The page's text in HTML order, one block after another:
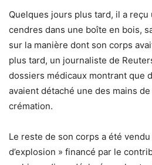
Quelques jours plus tard, il a
cendres dans une boîte en bois,
sur la manière dont son corps
plus tard, un journaliste de
dossiers médicaux montrant que
avaient détaché une des mains
crémation.
Le reste de son corps a été
d’explosion » financé par le